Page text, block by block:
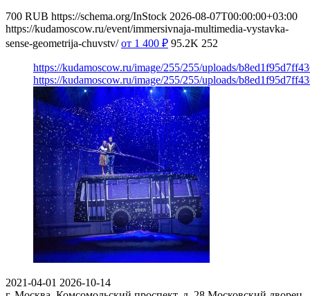
700 RUB https://schema.org/InStock 2026-08-07T00:00:00+03:00
https://kudamoscow.ru/event/immersivnaja-multimedia-vystavka-
sense-geometrija-chuvstv/ от 1 400 ₽ 95.2K 252
https://kudamoscow.ru/image/255/255/uploads/
https://kudamoscow.ru/image/255/255/uploads/
2021-04-01 2026-10-14